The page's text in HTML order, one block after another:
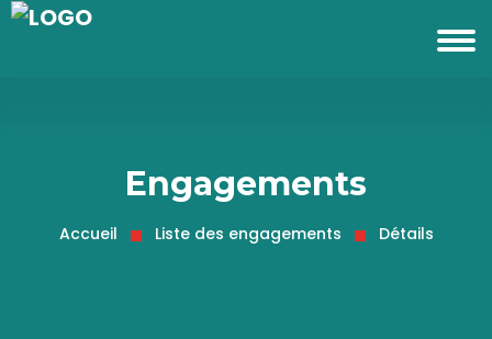
Engagements
Accueil Liste des engagements Détails